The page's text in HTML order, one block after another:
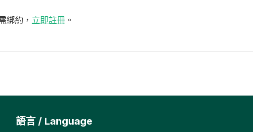
綁約， 立即註冊 。
語言 / Language